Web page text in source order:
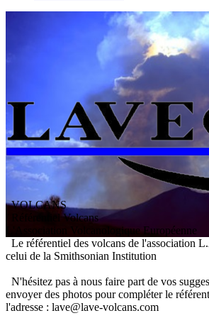
VOLCANS
/ Référentiel Volcans
ssociation V olcanologiqueEuropéenne
Le référentiel des volcans de l'association
celui de la Smithsonian Institution
N'hésitez pas à nous faire part de vos
envoyer des photos pour compléter le
l'adresse : lave@lave-volcans.com